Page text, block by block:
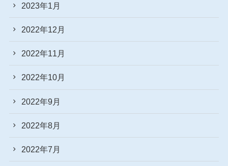
2023年1月
2022年12月
2022年11月
2022年10月
2022年9月
2022年8月
2022年7月